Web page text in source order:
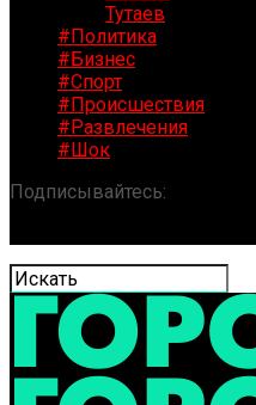
Тутаев
#Политика
#Бизнес
#Спорт
#Происшествия
#Развлечения
#Шок
Подписывайтесь: